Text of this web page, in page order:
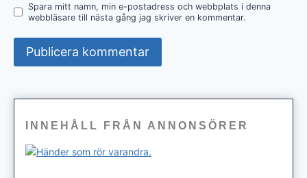
Spara mitt namn, min e-postadress och webbplats i denna
webbläsare till nästa gång jag skriver en kommentar.
INNEHÅLL FRÅN ANNONSÖRER